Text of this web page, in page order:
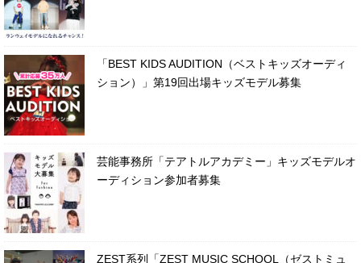
「BEST KIDS AUDITION（ベストキッズオーディ
ション）」第19回出場キッズモデル募集
芸能事務所「テアトルアカデミー」キッズモデルオ
ーディション参加者募集
ZEST系列「ZEST MUSIC SCHOOL（ゼストミュ